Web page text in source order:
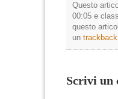
Questo
00:05 e
questo
un trackback
Scrivi un